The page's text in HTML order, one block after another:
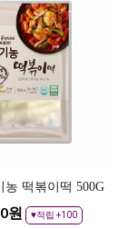
농 떡볶이떡 500G
원 ♥적립 +100